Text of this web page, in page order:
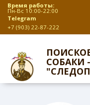
Время работы:
Пн-Вс 10:00-22:00
Telegram
+7 (903) 22-87-222
СОБАКИ